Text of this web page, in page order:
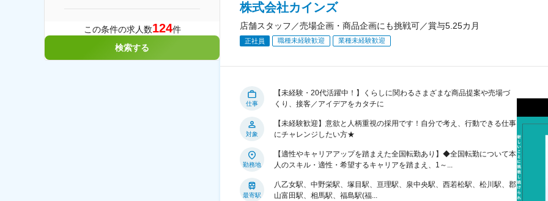
この条件の求人数124件
検索する
株式会社カインズ
店舗スタッフ／売場企画・商品企画にも挑戦可／賞与5.25カ月
正社員 職種未経験歓迎 業種未経験歓迎
仕事
【未経験・20代活躍中！】くらしに関わるさまざまな商品提案や売場づ
くり、接客／アイデアをカタチに
対象
【未経験歓迎】意欲と人柄重視の採用です！自分で考え、行動できる仕事
にチャレンジしたい方★
勤務地
【適性やキャリアアップを踏まえた全国転勤あり】◆全国転勤について本
人のスキル・適性・希望するキャリアを踏まえ、1～...
最寄駅
八乙女駅、中野栄駅、塚目駅、亘理駅、泉中央駅、西若松駅、松川駅、郡
山富田駅、相馬駅、福島駅(福...